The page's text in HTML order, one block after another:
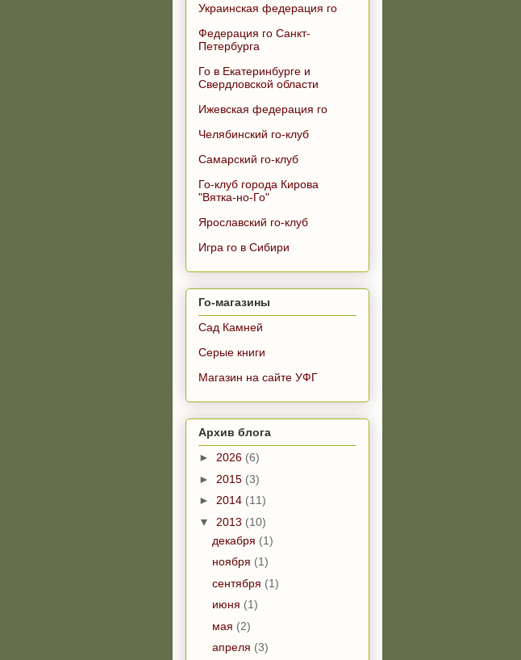
Украинская федерация го
Федерация го Санкт-
Петербурга
Го в Екатеринбурге и
Свердловской области
Ижевская федерация го
Челябинский го-клуб
Самарский го-клуб
Го-клуб города Кирова
"Вятка-но-Го"
Ярославский го-клуб
Игра го в Сибири
Го-магазины
Сад Камней
Серые книги
Магазин на сайте УФГ
Архив блога
► 2026 (6)
► 2015 (3)
► 2014 (11)
▼ 2013 (10)
декабря (1)
ноября (1)
сентября (1)
июня (1)
мая (2)
апреля (3)